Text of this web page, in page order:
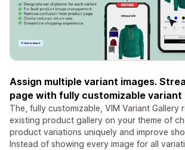
Assign multiple variant images.
page with fully customizable variant
The, fully customizable, VIM Variant Gallery
existing product gallery on your theme of
product variations uniquely and improve
Instead of showing every image for all